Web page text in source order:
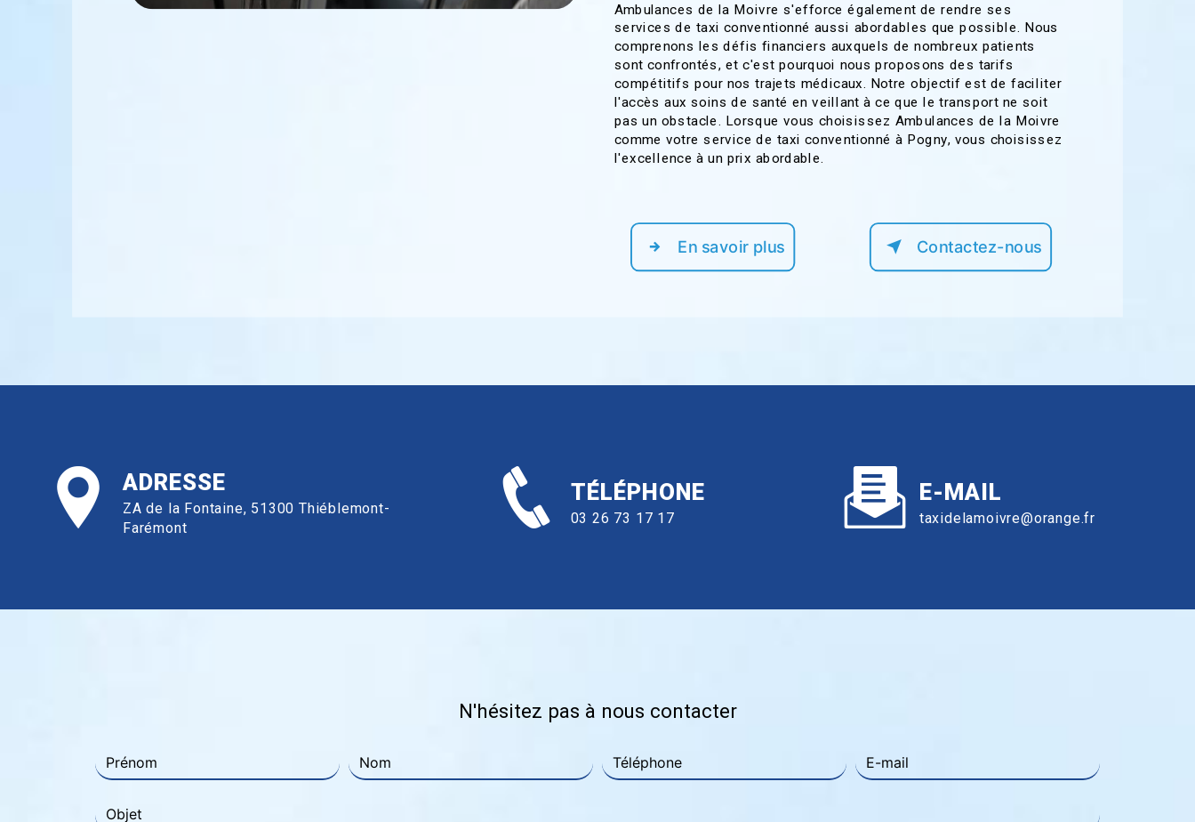
Ambulances de la Moivre s'efforce également de rendre ses
services de taxi conventionné aussi abordables que possible. Nous
comprenons les défis financiers auxquels de nombreux patients
sont confrontés, et c'est pourquoi nous proposons des tarifs
compétitifs pour nos trajets médicaux. Notre objectif est de faciliter
l'accès aux soins de santé en veillant à ce que le transport ne soit
pas un obstacle. Lorsque vous choisissez Ambulances de la Moivre
comme votre service de taxi conventionné à Pogny, vous choisissez
l'excellence à un prix abordable.
En savoir plus Contactez-nous
ADRESSE
ZA de la Fontaine, 51300 Thiéblemont-
Farémont
TÉLÉPHONE
03 26 73 17 17
E-MAIL
taxidelamoivre@orange.fr
N'hésitez pas à nous contacter